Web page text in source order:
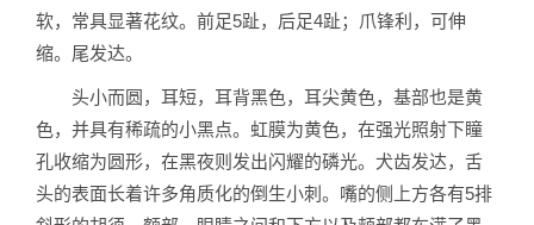
软，常具显著花纹。前足5趾，后足4趾；爪锋利，可伸
缩。尾发达。
头小而圆，耳短，耳背黑色，耳尖黄色，基部也是黄
色，并具有稀疏的小黑点。虹膜为黄色，在强光照射下瞳
孔收缩为圆形，在黑夜则发出闪耀的磷光。犬齿发达，舌
头的表面长着许多角质化的倒生小刺。嘴的侧上方各有5排